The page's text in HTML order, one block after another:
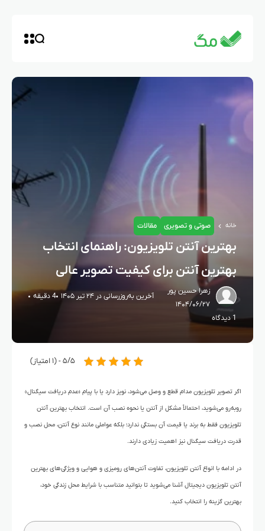
خانه صوتی و تصویری مقالات
بهترین آنتن تلویزیون: راهنمای انتخاب
بهترین آنتن برای کیفیت تصویر عالی
زهرا حسین پور
۱۴۰۴/۰۶/۲۷
آخرین به‌روزرسانی در ۲۴ تیر ۱۴۰۵ 4 دقیقه
1 دیدگاه
۵/۵ - (۱ امتیاز)
اگر تصویر تلویزیون مدام قطع و وصل می‌شود، نویز دارد یا با پیام «عدم دریافت سیگنال»
روبه‌رو می‌شوید، احتمالاً مشکل از آنتن یا نحوه نصب آن است. انتخاب بهترین آنتن
تلویزیون فقط به برند یا قیمت آن بستگی ندارد؛ بلکه عواملی مانند نوع آنتن، محل نصب و
قدرت دریافت سیگنال نیز اهمیت زیادی دارند.
در ادامه با انواع آنتن تلویزیون، تفاوت آنتن‌های رومیزی و هوایی و ویژگی‌های بهترین
آنتن تلویزیون دیجیتال آشنا می‌شوید تا بتوانید متناسب با شرایط محل زندگی خود،
بهترین گزینه را انتخاب کنید.